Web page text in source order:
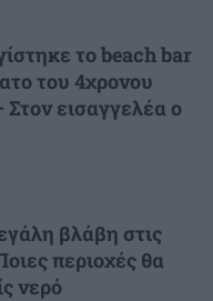
το beach bar
του 4χρονου
Στον εισαγγελέα ο
βλάβη στις
περιοχές θα
νερό